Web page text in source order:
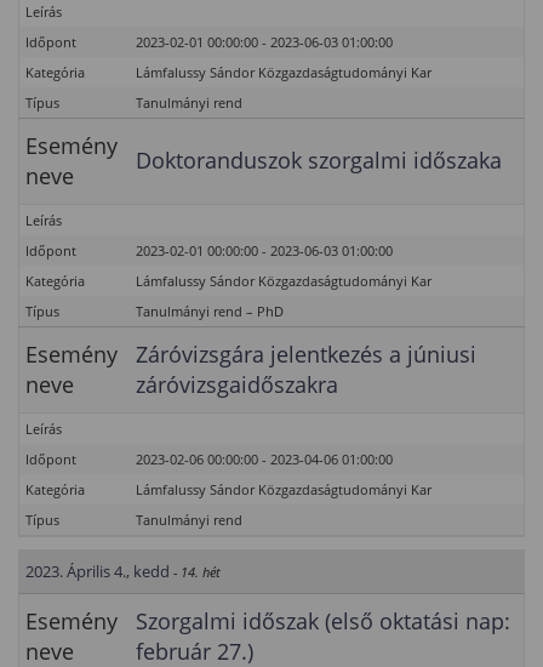
Leírás
Időpont
2023-02-01 00:00:00 - 2023-06-03 01:00:00
Kategória
Lámfalussy Sándor Közgazdaságtudományi Kar
Típus
Tanulmányi rend
Esemény
neve
Doktoranduszok szorgalmi időszaka
Leírás
Időpont
2023-02-01 00:00:00 - 2023-06-03 01:00:00
Kategória
Lámfalussy Sándor Közgazdaságtudományi Kar
Típus
Tanulmányi rend – PhD
Esemény
neve
Záróvizsgára jelentkezés a júniusi
záróvizsgaidőszakra
Leírás
Időpont
2023-02-06 00:00:00 - 2023-04-06 01:00:00
Kategória
Lámfalussy Sándor Közgazdaságtudományi Kar
Típus
Tanulmányi rend
2023. Április 4., kedd - 14. hét
Esemény
neve
Szorgalmi időszak (első oktatási nap:
február 27.)